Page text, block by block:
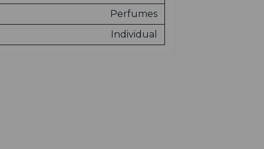
Perfumes
Individual